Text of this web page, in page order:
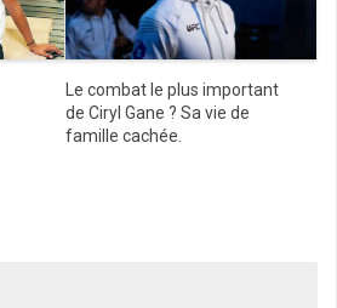
Le combat le plus important
de Ciryl Gane ? Sa vie de
famille cachée.